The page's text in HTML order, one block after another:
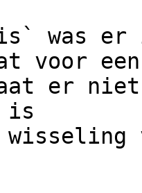
was er
voor een
er niet
is